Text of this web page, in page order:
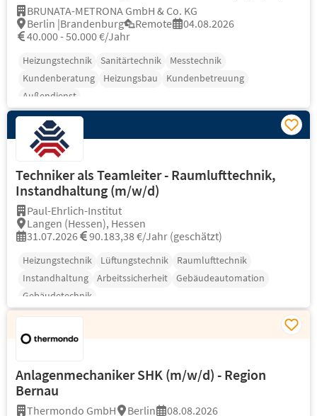
BRUNATA-METRONA GmbH & Co. KG
Berlin |Brandenburg
Remote
04.08.2026
40.000 - 50.000 €/Jahr
Heizungstechnik Sanitärtechnik
Messtechnik
Kundenberatung
Heizungsbau
Kundenbetreuung
Außendienst
Techniker als Teamleiter - Raumlufttechnik,
Instandhaltung (m/w/d)
Paul-Ehrlich-Institut
Langen (Hessen), Hessen
31.07.2026
90.183,38 €/Jahr (geschätzt)
Heizungstechnik Lüftungstechnik
Raumlufttechnik
Instandhaltung
Arbeitssicherheit
Gebäudeautomation
Gebäudetechnik
Anlagenmechaniker SHK (m/w/d) - Region
Bernau
Thermondo GmbH Berlin 08.08.2026